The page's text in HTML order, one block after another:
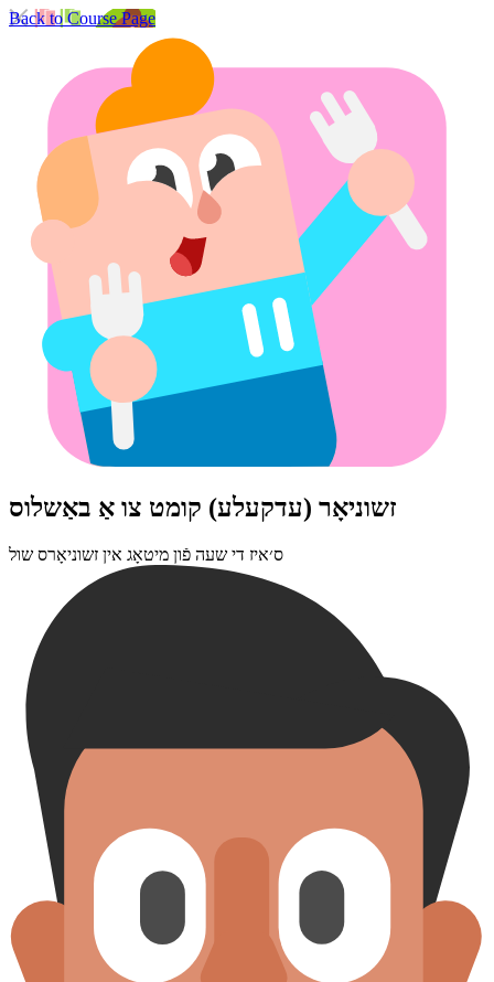
Back to Course Page
זשוניאָר (עדקעלע) קומט צו אַ באַשלוס
ס׳איז די שעה פֿון מיטאָג אין זשוניאָרס שול